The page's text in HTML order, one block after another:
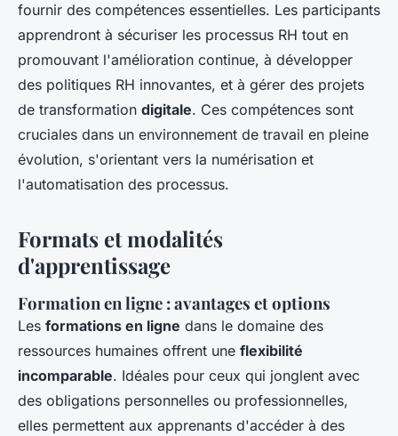
fournir des compétences essentielles. Les participants
apprendront à sécuriser les processus RH tout en
promouvant l'amélioration continue, à développer
des politiques RH innovantes, et à gérer des projets
de transformation digitale. Ces compétences sont
cruciales dans un environnement de travail en pleine
évolution, s'orientant vers la numérisation et
l'automatisation des processus.
Formats et modalités
d'apprentissage
Formation en ligne : avantages et options
Les formations en ligne dans le domaine des
ressources humaines offrent une flexibilité
incomparable. Idéales pour ceux qui jonglent avec
des obligations personnelles ou professionnelles,
elles permettent aux apprenants d'accéder à des